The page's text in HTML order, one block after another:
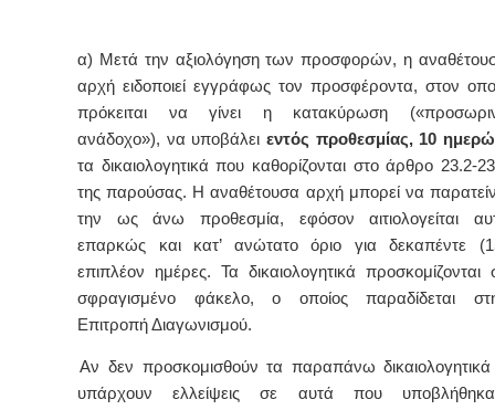
α) Μετά την αξιολόγηση των προσφορών, η
αρχή ειδοποιεί εγγράφως τον προσφέροντα, στον
πρόκειται να γίνει η κατακύρωση
ανάδοχο»), να υποβάλει εντός προθεσμίας, 10
τα δικαιολογητικά που καθορίζονται στο άρθρο 23.2-
της παρούσας. Η αναθέτουσα αρχή μπορεί να
την ως άνω προθεσμία, εφόσον αιτιολογείται
επαρκώς και κατ’ ανώτατο όριο για δεκαπέντε
επιπλέον ημέρες. Τα δικαιολογητικά προσκομίζονται
σφραγισμένο φάκελο, ο οποίος παραδίδεται
Επιτροπή Διαγωνισμού.
Αν δεν προσκομισθούν τα παραπάνω
υπάρχουν ελλείψεις σε αυτά που